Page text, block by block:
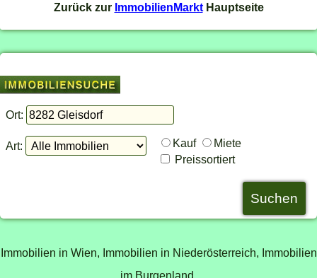
Zurück zur ImmobilienMarktHauptseite
Ort:
Art: Kauf
Miete
Preissortiert
Immobilien in Wien, Immobilien in Niederösterreich, Immobilien
im Burgenland,